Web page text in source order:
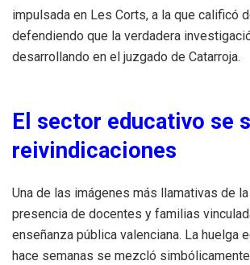
impulsada en Les Corts, a la que calificó
defendiendo que la verdadera
desarrollando en el juzgado de Catarroja.
El sector educativo se
reivindicaciones
Una de las imágenes más llamativas de
presencia de docentes y familias
enseñanza pública valenciana. La huelga
hace semanas se mezcló